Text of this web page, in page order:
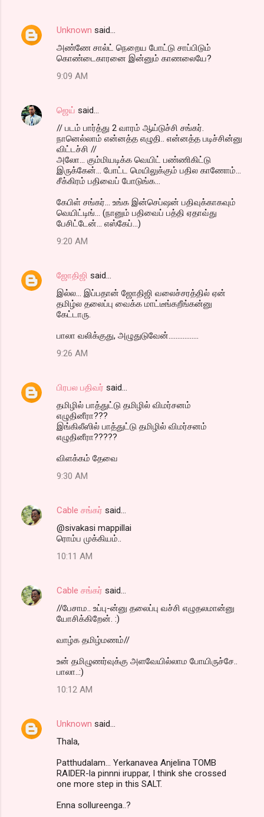
Unknown said…
அண்ணே சால்ட் நெறைய போட்டு சாப்பிடும்
கொண்டைகாரனை இன்னும் காணலையே?
9:09 AM
ஜெய் said…
// படம் பார்த்து 2 வாரம் ஆய்டுச்சி சங்கர்.
நானெல்லாம் என்னத்த எழுதி.. என்னத்த படிச்சின்னு
விட்டச்சி //
அலோ... கும்மியடிக்க வெயிட் பண்ணிகிட்டு
இருக்கேன்... போட்ட மெயிலுக்கும் பதில காணோம்...
சீக்கிரம் பதிவைப் போடுங்க...
கேபிள் சங்கர்... உங்க இன்செப்ஷன் பதிவுக்காகவும்
வெயிட்டிங்... (நானும் பதிவைப் பத்தி ஏதாவ்து
பேசிட்டேன்... எஸ்கேப்...)
9:20 AM
ஜோதிஜி said…
இல்ல... இப்பதான் ஜோதிஜி வலைச்சரத்தில் ஏன்
தமிழ்ல தலைப்பு வைக்க மாட்டீங்கறீங்கன்னு
கேட்டாரு.
பாலா வலிக்குது, அழுதுடுவேன்.................
9:26 AM
பிரபல பதிவர் said…
தமிழில் பாத்துட்டு தமிழில் விமர்சனம்
எழுதினீரா???
இங்கிலீஸில் பாத்துட்டு தமிழில் விமர்சனம்
எழுதினீரா?????
விளக்கம் தேவை
9:30 AM
Cable சங்கர் said…
@sivakasi mappillai
ரொம்ப முக்கியம்..
10:11 AM
Cable சங்கர் said…
//பேசாம.. உப்பு-ன்னு தலைப்பு வச்சி எழுதலமான்னு
யோசிக்கிறேன். :)
வாழ்க தமிழ்மணம்//
உன் தமிழுணர்வுக்கு அளவேயில்லாம போயிருச்சே..
பாலா..:)
10:12 AM
Unknown said…
Thala,
Patthudalam... Yerkanavea Anjelina TOMB
RAIDER-la pinnni iruppar, I think she crossed
one more step in this SALT.
Enna sollureenga..?